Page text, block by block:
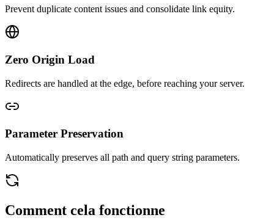
Prevent duplicate content issues and consolidate link equity.
Zero Origin Load
Redirects are handled at the edge, before reaching your server.
Parameter Preservation
Automatically preserves all path and query string parameters.
Comment cela fonctionne